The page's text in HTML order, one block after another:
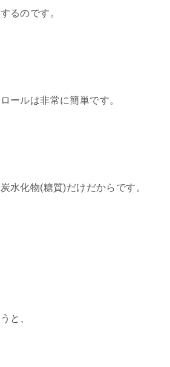
るのです。
ールは非常に簡単です。
水化物(糖質)だけだからです。
と、